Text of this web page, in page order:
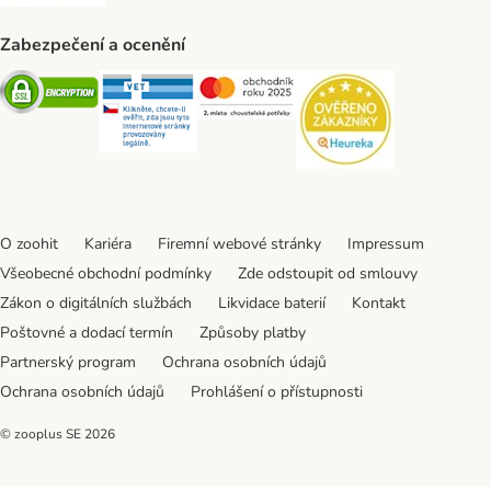
Zabezpečení a ocenění
Security Security Security
O zoohit Kariéra Firemní webové stránky
Impressum
Všeobecné obchodní podmínky
Zde odstoupit od smlouvy
Zákon o digitálních službách
Likvidace baterií
Kontakt
Poštovné a dodací termín
Způsoby platby
Partnerský program
Ochrana osobních údajů
Ochrana osobních údajů
Prohlášení o přístupnosti
© zooplus SE 2026